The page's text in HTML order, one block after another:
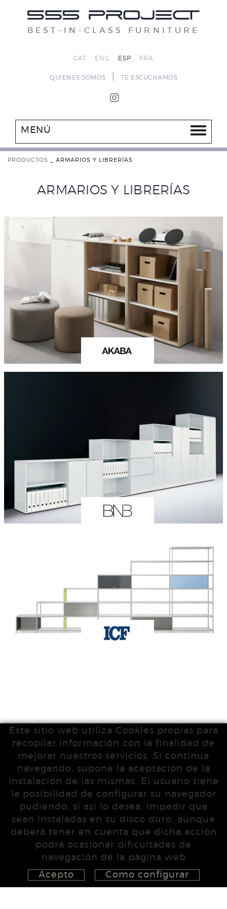
BEST-IN-CLASS FURNITURE
CAT ENG ESP FRA
QUIENES SOMOS TE ESCUCHAMOS
MENÚ
PRODUCTOS ARMARIOS Y LIBRERÍAS
ARMARIOS Y LIBRERÍAS
Este sitio web utiliza Cookies propias para
recopilar información con la finalidad de
mejorar nuestros servicios. Si continua
navegando, supone la aceptación de la
instalación de las mismas. El usuario tiene
la posibilidad de configurar su navegador
pudiendo, si así lo desea, impedir que
sean instaladas en su disco duro, aunque
deberá tener en cuenta que dicha acción
podrá ocasionar dificultades de
navegación de la página web
Acepto
Como configurar